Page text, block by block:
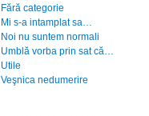
Fără categorie
Mi s-a intamplat sa…
Noi nu suntem normali
Umblă vorba prin sat că…
Utile
Veşnica nedumerire